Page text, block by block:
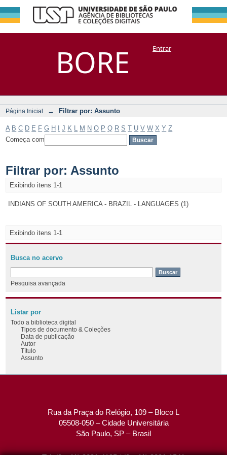
BORE
Filtrar por:
Assunto
DSpace/Manakin + CoriscoEntrar
Página Inicial → Filtrar por: Assunto
A B C D E F G H J K M N O P Q R S T U V W X Y Z
Começa com
Filtrar por: Assunto
Exibindo itens 1-1
INDIANS OF SOUTH AMERICA - BRAZIL - LANGUAGES (1)
Exibindo itens 1-1
Busca no acervo
Pesquisa avançada
Listar por
Todo a biblioteca digital
Tipos de documento & Coleções
Data de publicação
Autor
Título
Assunto
Rua da Praça do Relógio, 109 – Bloco L
05508-050 – Cidade Universitária
São Paulo, SP – Brasil